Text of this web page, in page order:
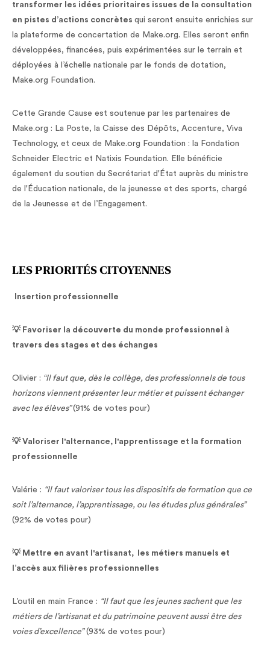
transformer les idées prioritaires issues de la consultation
en pistes d’actions concrètes qui seront ensuite enrichies sur
la plateforme de concertation de Make.org. Elles seront enfin
développées, financées, puis expérimentées sur le terrain et
déployées à l’échelle nationale par le fonds de dotation,
Make.org Foundation.
Cette Grande Cause est soutenue par les partenaires de
Make.org : La Poste, la Caisse des Dépôts, Accenture, Viva
Technology, et ceux de Make.org Foundation : la Fondation
Schneider Electric et Natixis Foundation. Elle bénéficie
également du soutien du Secrétariat d'État auprès du ministre
de l'Éducation nationale, de la jeunesse et des sports, chargé
de la Jeunesse et de l’Engagement.
LES PRIORITÉS CITOYENNES
Insertion professionnelle
💡 Favoriser la découverte du monde professionnel à
travers des stages et des échanges
Olivier : “Il faut que, dès le collège, des professionnels de tous
horizons viennent présenter leur métier et puissent échanger
avec les élèves”(91% de votes pour)
💡 Valoriser l'alternance, l'apprentissage et la formation
professionnelle
Valérie : “Il faut valoriser tous les dispositifs de formation que ce
soit l’alternance, l’apprentissage, ou les études plus générales”
(92% de votes pour)
💡 Mettre en avant l'artisanat, les métiers manuels et
l’accès aux filières professionnelles
L’outil en main France : “Il faut que les jeunes sachent que les
métiers de l’artisanat et du patrimoine peuvent aussi être des
voies d’excellence”(93% de votes pour)